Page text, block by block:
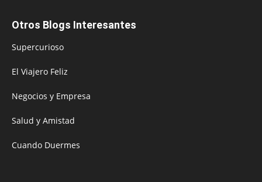
Otros Blogs Interesantes
Supercurioso
El Viajero Feliz
Negocios y Empresa
Salud y Amistad
Cuando Duermes